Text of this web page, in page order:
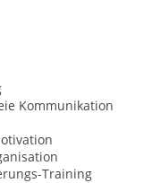
Kommunikation
Training